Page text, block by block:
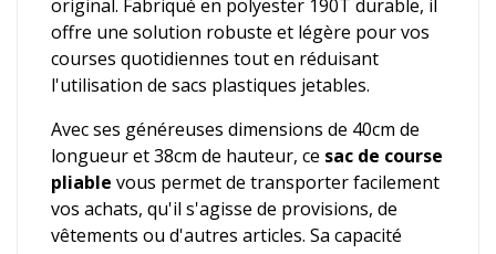
original. Fabriqué en polyester 190T durable, il
offre une solution robuste et légère pour vos
courses quotidiennes tout en réduisant
l'utilisation de sacs plastiques jetables.
Avec ses généreuses dimensions de 40cm de
longueur et 38cm de hauteur, ce sac de course
pliable vous permet de transporter facilement
vos achats, qu'il s'agisse de provisions, de
vêtements ou d'autres articles. Sa capacité